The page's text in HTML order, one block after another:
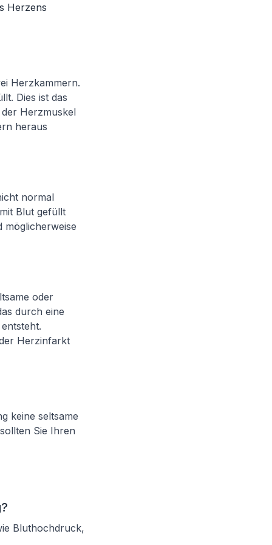
Herzens
Herzkammern.
Dies ist das
Herzmuskel
heraus
normal
Blut gefüllt
möglicherweise
oder
durch eine
Herzinfarkt
keine seltsame
Sie Ihren
Bluthochdruck,